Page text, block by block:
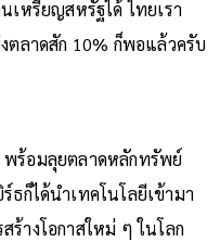
เหรียญสหรัฐได้ ไทยเรา
ตลาดสัก 10% ก็พอแล้วครับ
พร้อมลุยตลาดหลักทรัพย์
ก็ได้นำเทคโนโลยีเข้ามา
ร้างโอกาสใหม่ ๆ ในโลก